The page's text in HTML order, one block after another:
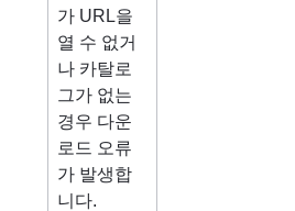
가 URL을
열 수 없거
나 카탈로
그가 없는
경우 다운
로드 오류
가 발생합
니다.